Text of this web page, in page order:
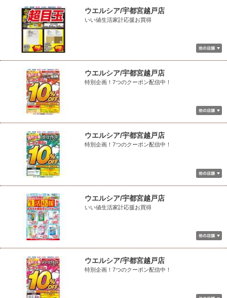
ウエルシア/宇都宮越戸店
いい値生活家計応援お買得
ウエルシア/宇都宮越戸店
特別企画！7つのクーポン配信中！
ウエルシア/宇都宮越戸店
特別企画！7つのクーポン配信中！
ウエルシア/宇都宮越戸店
いい値生活家計応援お買得
ウエルシア/宇都宮越戸店
特別企画！7つのクーポン配信中！